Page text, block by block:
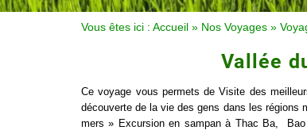
Vous êtes ici : Accueil » Nos Voyages »
Vallée
Ce voyage vous permets de Visite des
découverte de la vie des gens dans les régions
mers » Excursion en sampan à Thac Ba,